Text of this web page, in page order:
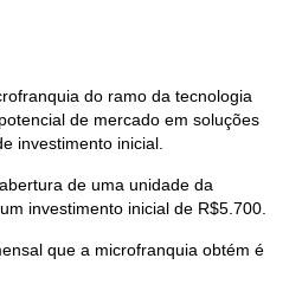
do ramo da tecnologia
de mercado em soluções
investimento inicial.
de uma unidade da
investimento inicial de R$5.700.
que a microfranquia obtém é